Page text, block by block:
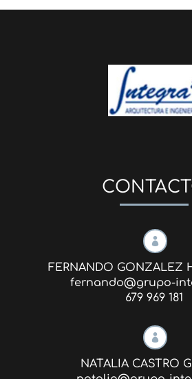

FERNANDO GONZALEZ
fernando@grupo-
679 969 181

NATALIA CASTRO